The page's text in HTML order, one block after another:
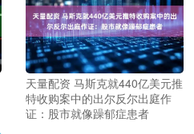
天量配资 马斯克就440亿美元推
特收购案中的出尔反尔出庭作
证：股市就像躁郁症患者